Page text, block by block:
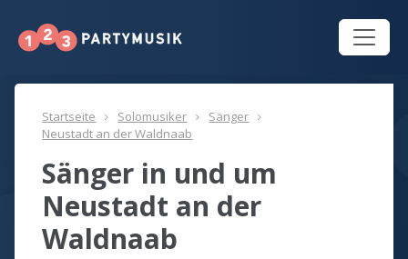
Startseite Solomusiker
Sänger
Neustadt an der Waldnaab
Sänger in und um
Neustadt an der
Waldnaab